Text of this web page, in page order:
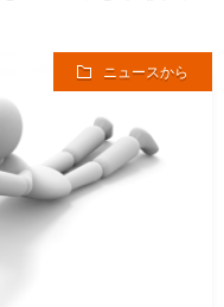
ニュースから